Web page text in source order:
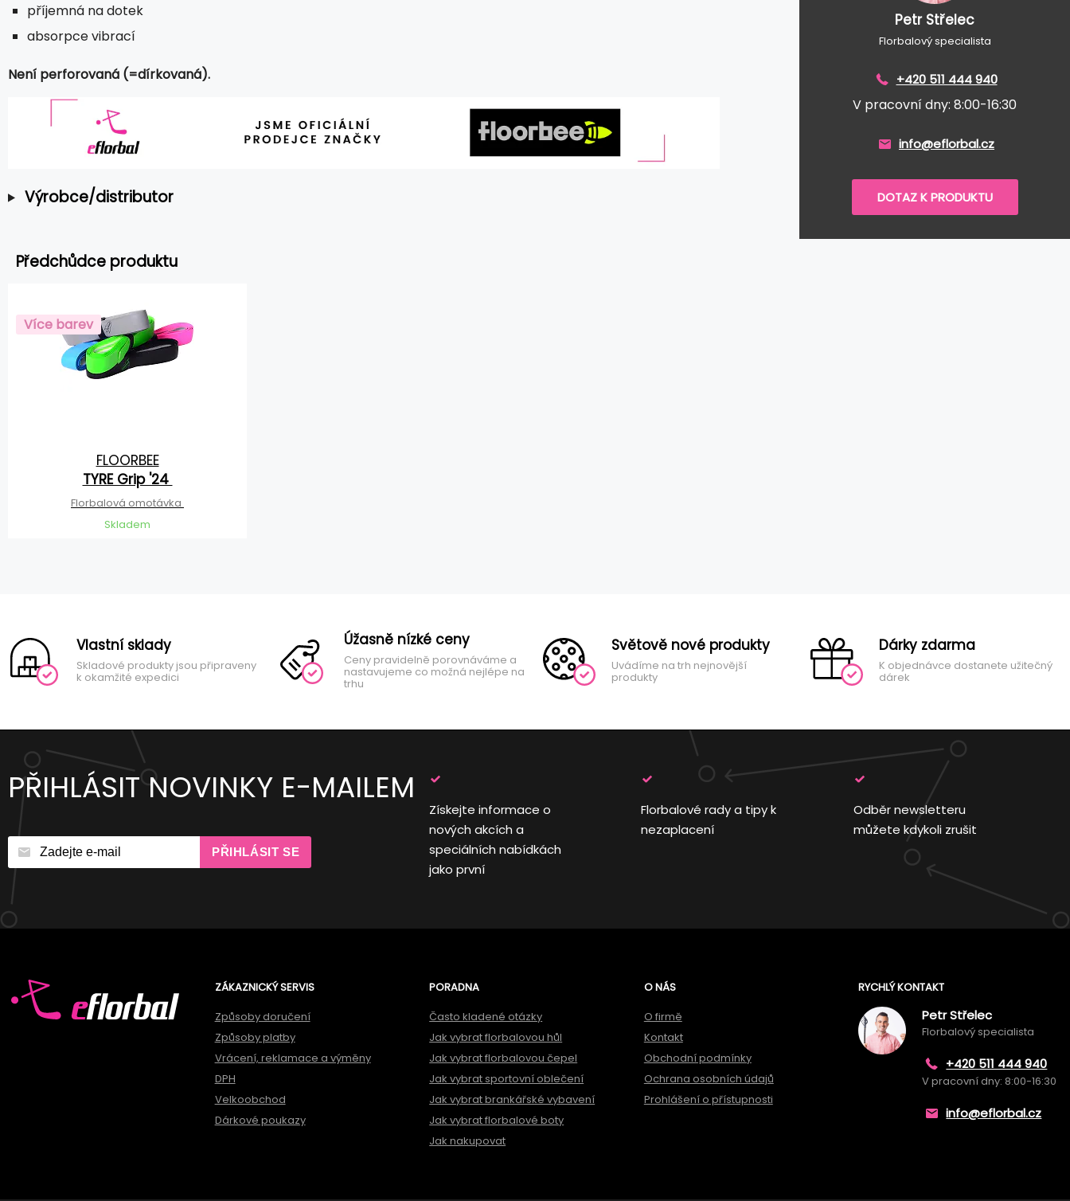
příjemná na dotek
absorpce vibrací
Není perforovaná (=dírkovaná).
Výrobce/distributor
Předchůdce produktu
Více barev
FLOORBEE
TYRE Grip '24
Florbalová omotávka
Skladem
Petr Střelec
Florbalový specialista
+420 511 444 940
V pracovní dny: 8:00-16:30
info@eflorbal.cz
DOTAZ K PRODUKTU
Vlastní sklady
Skladové produkty jsou připraveny
k okamžité expedici
Úžasně nízké ceny
Ceny pravidelně porovnáváme a
nastavujeme co možná nejlépe na
trhu
Světově nové produkty
Uvádíme na trh nejnovější
produkty
Dárky zdarma
K objednávce dostanete užitečný
dárek
PŘIHLÁSIT NOVINKY E-MAILEM
PŘIHLÁSIT SE
Získejte informace o
nových akcích a
speciálních nabídkách
jako první
Florbalové rady a tipy k
nezaplacení
Odběr newsletteru
můžete kdykoli zrušit
ZÁKAZNICKÝ SERVIS
Způsoby doručení
Způsoby platby
Vrácení, reklamace a výměny
DPH
Velkoobchod
Dárkové poukazy
PORADNA
Často kladené otázky
Jak vybrat florbalovou hůl
Jak vybrat florbalovou čepel
Jak vybrat sportovní oblečení
Jak vybrat brankářské vybavení
Jak vybrat florbalové boty
Jak nakupovat
O NÁS
O firmě
Kontakt
Obchodní podmínky
Ochrana osobních údajů
Prohlášení o přístupnosti
RYCHLÝ KONTAKT
Petr Střelec
Florbalový specialista
+420 511 444 940
V pracovní dny: 8:00-16:30
info@eflorbal.cz